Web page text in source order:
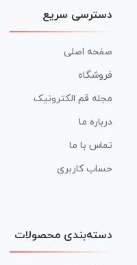
دسترسی سریع
صفحه اصلی
فروشگاه
مجله قم الکترونیک
درباره ما
تماس با ما
حساب کاربری
دسته‌بندی محصولات